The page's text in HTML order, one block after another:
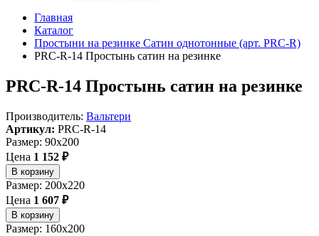
Главная
Каталог
Простыни на резинке Сатин однотонные (арт. PRC-R)
PRC-R-14 Простынь сатин на резинке
PRC-R-14 Простынь сатин на резинке
Производитель: Вальтери
Артикул: PRC-R-14
Размер: 90x200
Цена 1 152 ₽
В корзину
Размер: 200x220
Цена 1 607 ₽
В корзину
Размер: 160x200